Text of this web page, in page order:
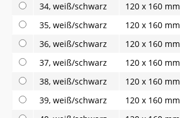
34, weiß/schwarz
120 x 160 mm
35, weiß/schwarz
120 x 160 mm
36, weiß/schwarz
120 x 160 mm
37, weiß/schwarz
120 x 160 mm
38, weiß/schwarz
120 x 160 mm
39, weiß/schwarz
120 x 160 mm